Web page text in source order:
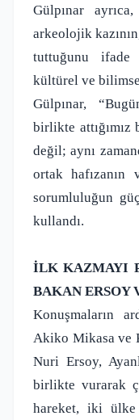
Gülpınar
arkeolojik
tuttuğunu
kültürel ve
Gülpınar,
birlikte attığımız
değil; aynı
ortak hafızanın
sorumluluğun
kullandı.
İLK KAZMAYI
BAKAN ERSOY
Konuşmaların
Akiko Mikasa ve
Nuri Ersoy,
birlikte vurarak
hareket, iki